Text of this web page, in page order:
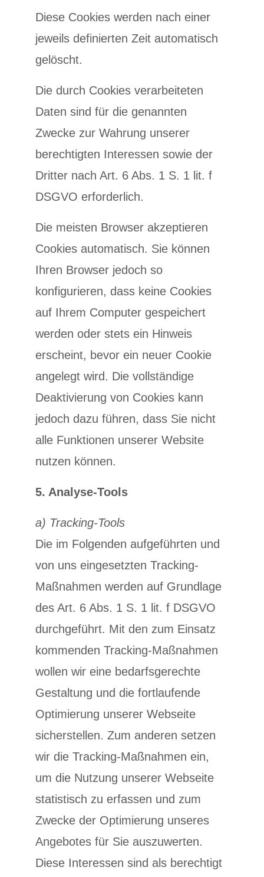
Diese Cookies werden nach einer
jeweils definierten Zeit automatisch
gelöscht.
Die durch Cookies verarbeiteten
Daten sind für die genannten
Zwecke zur Wahrung unserer
berechtigten Interessen sowie der
Dritter nach Art. 6 Abs. 1 S. 1 lit. f
DSGVO erforderlich.
Die meisten Browser akzeptieren
Cookies automatisch. Sie können
Ihren Browser jedoch so
konfigurieren, dass keine Cookies
auf Ihrem Computer gespeichert
werden oder stets ein Hinweis
erscheint, bevor ein neuer Cookie
angelegt wird. Die vollständige
Deaktivierung von Cookies kann
jedoch dazu führen, dass Sie nicht
alle Funktionen unserer Website
nutzen können.
5. Analyse-Tools
a) Tracking-Tools
Die im Folgenden aufgeführten und
von uns eingesetzten Tracking-
Maßnahmen werden auf Grundlage
des Art. 6 Abs. 1 S. 1 lit. f DSGVO
durchgeführt. Mit den zum Einsatz
kommenden Tracking-Maßnahmen
wollen wir eine bedarfsgerechte
Gestaltung und die fortlaufende
Optimierung unserer Webseite
sicherstellen. Zum anderen setzen
wir die Tracking-Maßnahmen ein,
um die Nutzung unserer Webseite
statistisch zu erfassen und zum
Zwecke der Optimierung unseres
Angebotes für Sie auszuwerten.
Diese Interessen sind als berechtigt